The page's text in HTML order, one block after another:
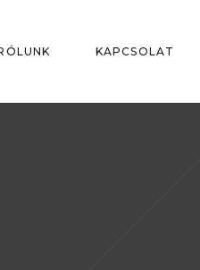
KAPCSOLAT